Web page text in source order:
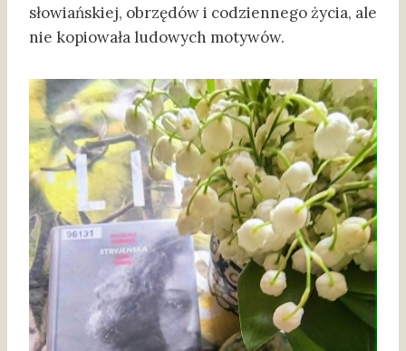
słowiańskiej, obrzędów i codziennego życia, ale
nie kopiowała ludowych motywów.